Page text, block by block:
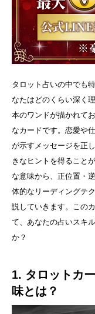
タロット占いの中でも
なたはどのくらい深く
本のワンドが描かれて
なカードです。恋愛や
が示すメッセージを正
きなヒントを得ること
な意味から、正位置・
体的なリーディングテ
説していきます。この
て、あなたの占いスキ
か？
1. タロットカ
味とは？